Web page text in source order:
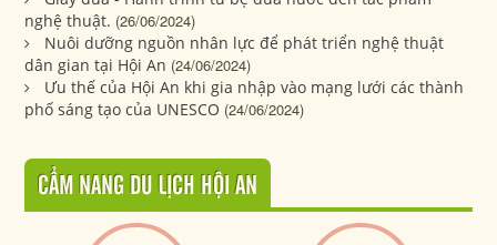
nghệ thuật. (26/06/2024)
Nuôi dưỡng nguồn nhân lực để phát triển nghệ thuật
dân gian tại Hội An (24/06/2024)
Ưu thế của Hội An khi gia nhập vào mạng lưới các thành
phố sáng tạo của UNESCO (24/06/2024)
CẨM NANG DU LỊCH HỘI AN